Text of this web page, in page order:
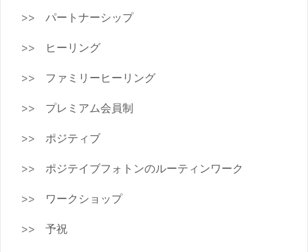
パートナーシップ
ヒーリング
ファミリーヒーリング
プレミアム会員制
ポジティブ
ポジテイブフォトンのルーティンワーク
ワークショップ
予祝